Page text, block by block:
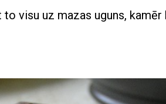
visu uz mazas uguns,